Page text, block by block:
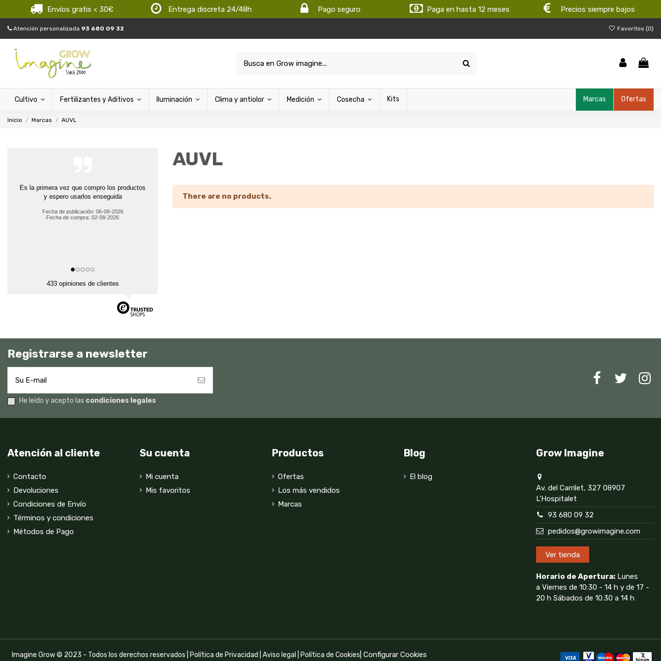
Envíos gratis < 30€ Entrega discreta 24/48h Pago seguro Paga en hasta 12 meses Precios siempre bajos
Atención personalizada 93 680 09 32 Favoritos (0)
Cultivo Fertilizantes y Aditivos Iluminación Clima y antiolor Medición Cosecha Kits Ofertas
Marcas
Inicio Marcas AUVL
AUVL
There are no products.
Es la primera vez que compro los productos
y espero usarlos enseguida
Fecha de publicación: 06-08-2026
Fecha de compra: 02-08-2026
433 opiniones de clientes
Registrarse a newsletter
He leído y acepto las condiciones legales
Atención al cliente
Contacto
Devoluciones
Condiciones de Envío
Términos y condiciones
Métodos de Pago
Su cuenta
Mi cuenta
Mis favoritos
Productos
Ofertas
Los más vendidos
Marcas
Blog
El blog
Grow Imagine
Av. del Carrilet, 327 08907
L'Hospitalet
93 680 09 32
pedidos@growimagine.com
Ver tienda
Horario de Apertura: Lunes
a Viernes de 10:30 - 14 h y de 17 -
20 h Sábados de 10:30 a 14 h
Imagine Grow © 2023 - Todos los derechos reservados | Política de Privacidad Aviso legal Política de Cookies Configurar Cookies